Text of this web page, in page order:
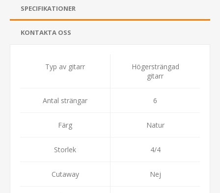
SPECIFIKATIONER
KONTAKTA OSS
Typ av gitarr
Högersträngad
gitarr
Antal strängar 6
Färg Natur
Storlek 4/4
Cutaway Nej